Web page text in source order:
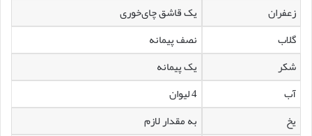
زعفران
یک قاشق چای‌خوری
گلاب
نصف پیمانه
شکر
یک پیمانه
آب
4 لیوان
یخ
به مقدار لازم